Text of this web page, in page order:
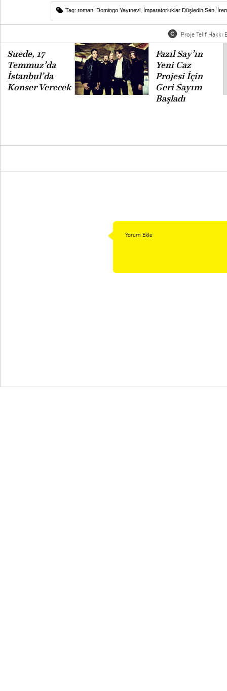
Tag: roman Domingo Yayınevi İmparatorluklar Düşledin Sen
Proje Telif Hakkı
Suede, 17
Temmuz’da
İstanbul’da
Konser Verecek
Fazıl Say’ın
Yeni Caz
Projesi İçin
Geri Sayım
Başladı